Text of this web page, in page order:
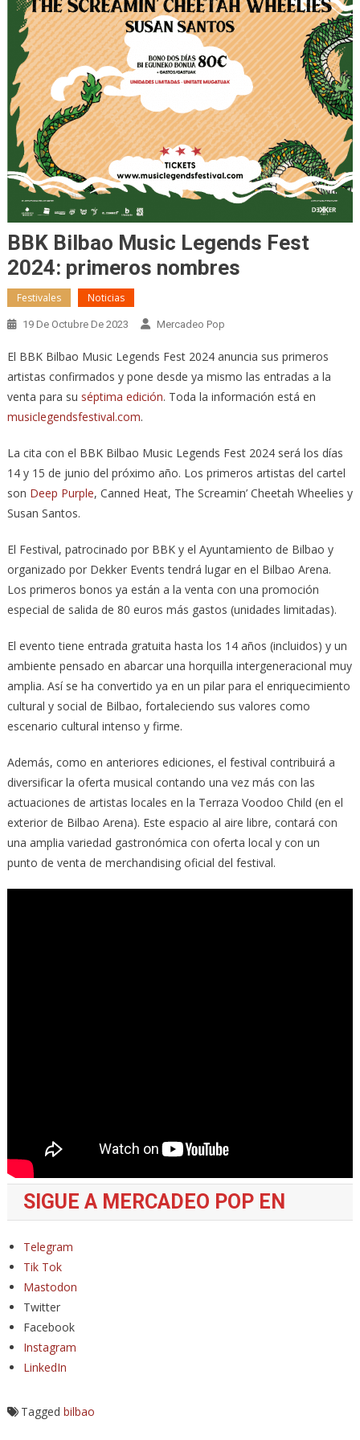
BBK Bilbao Music Legends Fest
2024: primeros nombres
Festivales Noticias
19 De Octubre De 2023 Mercadeo Pop
El BBK Bilbao Music Legends Fest 2024 anuncia sus primeros
artistas confirmados y pone desde ya mismo las entradas a la
venta para su séptima edición. Toda la información está en
musiclegendsfestival.com.
La cita con el BBK Bilbao Music Legends Fest 2024 será los días
14 y 15 de junio del próximo año. Los primeros artistas del cartel
son Deep Purple, Canned Heat, The Screamin’ Cheetah Wheelies y
Susan Santos.
El Festival, patrocinado por BBK y el Ayuntamiento de Bilbao y
organizado por Dekker Events tendrá lugar en el Bilbao Arena.
Los primeros bonos ya están a la venta con una promoción
especial de salida de 80 euros más gastos (unidades limitadas).
El evento tiene entrada gratuita hasta los 14 años (incluidos) y un
ambiente pensado en abarcar una horquilla intergeneracional muy
amplia. Así se ha convertido ya en un pilar para el enriquecimiento
cultural y social de Bilbao, fortaleciendo sus valores como
escenario cultural intenso y firme.
Además, como en anteriores ediciones, el festival contribuirá a
diversificar la oferta musical contando una vez más con las
actuaciones de artistas locales en la Terraza Voodoo Child (en el
exterior de Bilbao Arena). Este espacio al aire libre, contará con
una amplia variedad gastronómica con oferta local y con un
punto de venta de merchandising oficial del festival.
SIGUE A MERCADEO POP EN
Telegram
Tik Tok
Mastodon
Twitter
Facebook
Instagram
LinkedIn
Tagged bilbao